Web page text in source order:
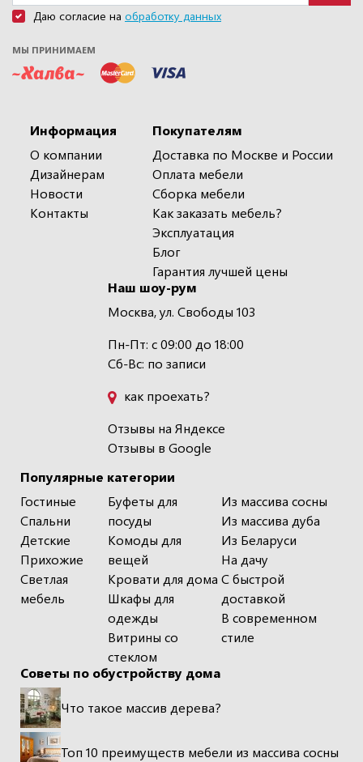
Даю согласие на обработку данных
МЫ ПРИНИМАЕМ
Информация
О компании
Дизайнерам
Новости
Контакты
Популярные категории
Гостиные
Спальни
Детские
Прихожие
Светлая
мебель
Буфеты для
посуды
Комоды для
вещей
Кровати для дома
Шкафы для
одежды
Витрины со
стеклом
Из массива сосны
Из массива дуба
Из Беларуси
На дачу
С быстрой
доставкой
В современном
стиле
Покупателям
Доставка по Москве и России
Оплата мебели
Сборка мебели
Как заказать мебель?
Эксплуатация
Блог
Гарантия лучшей цены
Наш шоу-рум
Москва, ул. Свободы 103
Пн-Пт: с 09:00 до 18:00
Сб-Вс: по записи
как проехать?
Отзывы на Яндексе
Отзывы в Google
Советы по обустройству дома
Что такое массив дерева?
Топ 10 преимуществ мебели из массива сосны